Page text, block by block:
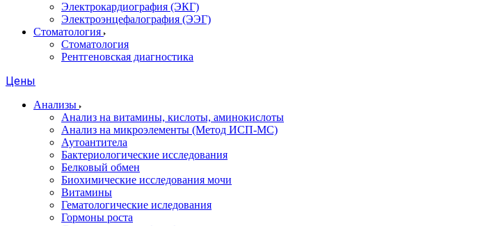
Электрокардиография (ЭКГ)
Электроэнцефалография (ЭЭГ)
Стоматология
Стоматология
Рентгеновская диагностика
Цены
Анализы
Анализ на витамины, кислоты, аминокислоты
Анализ на микроэлементы (Метод ИСП-МС)
Аутоантитела
Бактериологические исследования
Белковый обмен
Биохимические исследования мочи
Витамины
Гематологические иследования
Гормоны роста